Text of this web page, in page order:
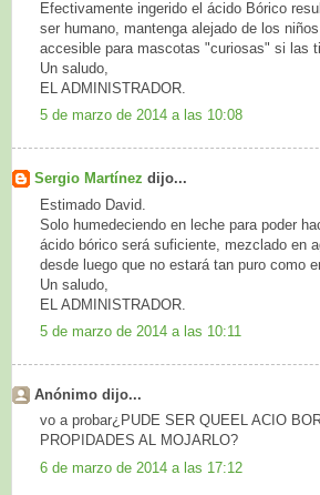
Efectivamente ingerido el ácido Bórico
ser humano, mantenga alejado de los
accesible para mascotas "curiosas" si las
Un saludo,
EL ADMINISTRADOR.
5 de marzo de 2014 a las 10:08
Sergio Martínez dijo...
Estimado David.
Solo humedeciendo en leche para poder
ácido bórico será suficiente, mezclado en
desde luego que no estará tan puro como
Un saludo,
EL ADMINISTRADOR.
5 de marzo de 2014 a las 10:11
Anónimo dijo...
vo a probar¿PUDE SER QUEEL ACIO
PROPIDADES AL MOJARLO?
6 de marzo de 2014 a las 17:12